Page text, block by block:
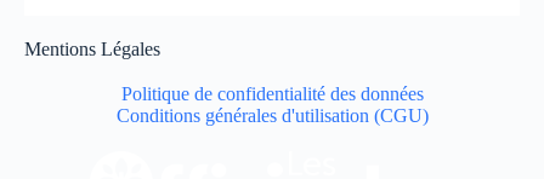
Mentions Légales
Politique de confidentialité des données
Conditions générales d'utilisation (CGU)